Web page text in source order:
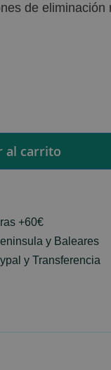
de eliminación
+60€
y Baleares
y Transferencia